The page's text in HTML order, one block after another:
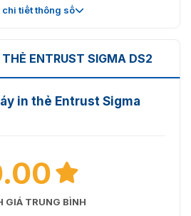
Phễu đầu ra: 25 thẻ
1,016mm)
CR-80
Độ ẩm: 20-80% RH -
chi tiết thông số
ENTRUST SIGMA DS2
in thẻ Entrust Sigma
GIÁ TRUNG BÌNH